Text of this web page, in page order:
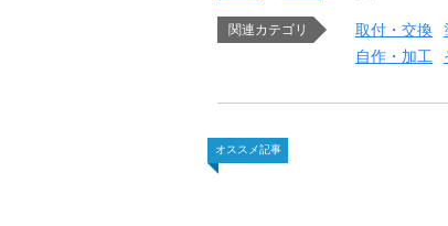
関連カテゴリ 取付・交換
自作・加工
オススメ記事